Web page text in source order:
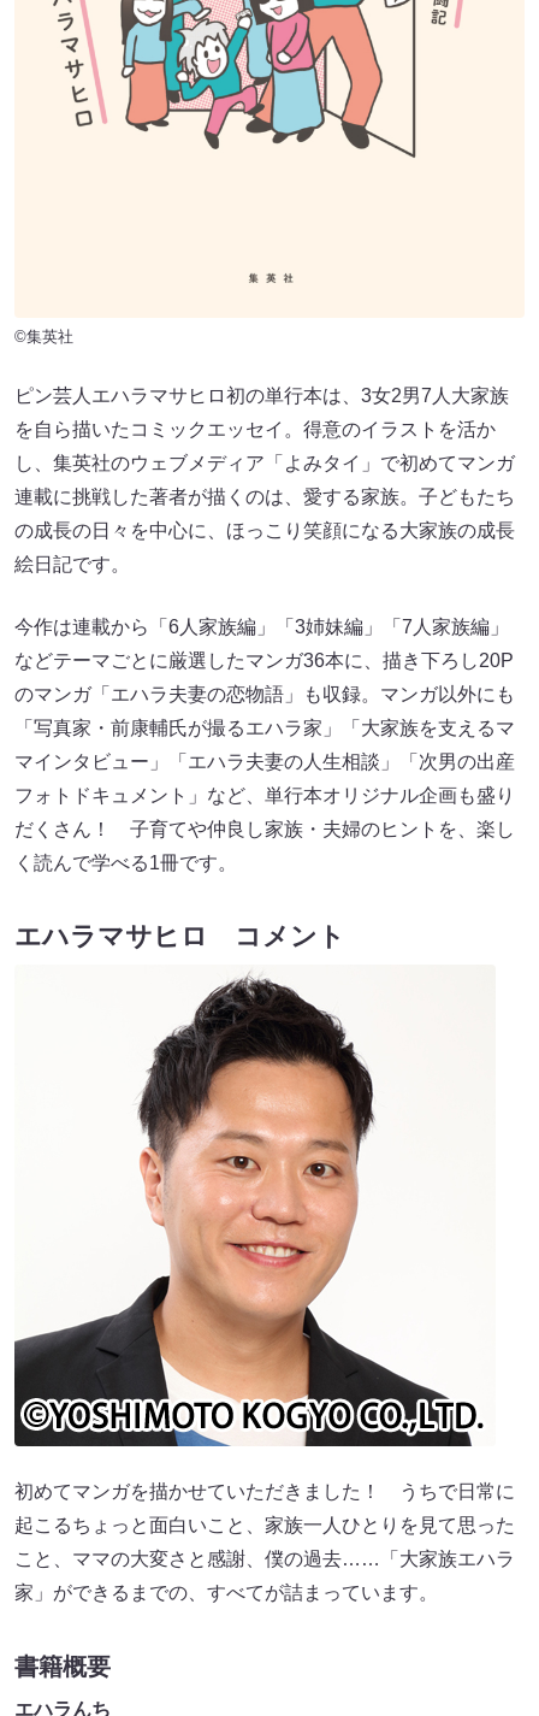
©集英社
ピン芸人エハラマサヒロ初の単行本は、3女2男7人大家族
を自ら描いたコミックエッセイ。得意のイラストを活か
し、集英社のウェブメディア「よみタイ」で初めてマンガ
連載に挑戦した著者が描くのは、愛する家族。子どもたち
の成長の日々を中心に、ほっこり笑顔になる大家族の成長
絵日記です。
今作は連載から「6人家族編」「3姉妹編」「7人家族編」
などテーマごとに厳選したマンガ36本に、描き下ろし20P
のマンガ「エハラ夫妻の恋物語」も収録。マンガ以外にも
「写真家・前康輔氏が撮るエハラ家」「大家族を支えるマ
マインタビュー」「エハラ夫妻の人生相談」「次男の出産
フォトドキュメント」など、単行本オリジナル企画も盛り
だくさん！ 子育てや仲良し家族・夫婦のヒントを、楽し
く読んで学べる1冊です。
エハラマサヒロ コメント
初めてマンガを描かせていただきました！ うちで日常に
起こるちょっと面白いこと、家族一人ひとりを見て思った
こと、ママの大変さと感謝、僕の過去……「大家族エハラ
家」ができるまでの、すべてが詰まっています。
書籍概要
エハラんち